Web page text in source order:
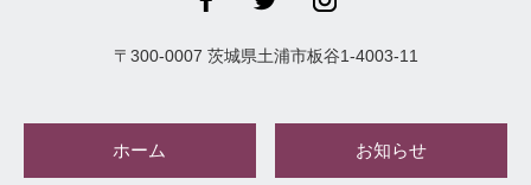
〒 300-0007 茨城県土浦市板谷1-4003-11
ホーム お知らせ